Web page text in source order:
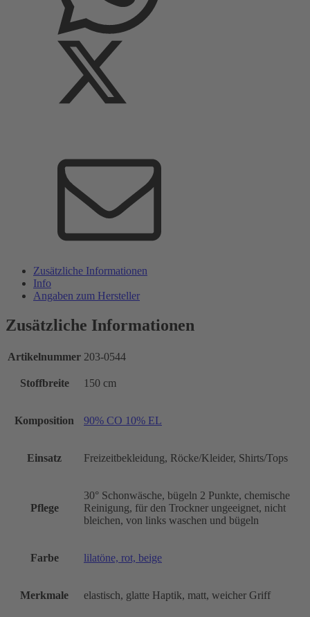
Zusätzliche Informationen
Info
Angaben zum Hersteller
Zusätzliche Informationen
Artikelnummer 203-0544
Stoffbreite 150 cm
Komposition 90% CO 10% EL
Einsatz Freizeitbekleidung, Röcke/Kleider, Shirts/Tops
Pflege
30° Schonwäsche, bügeln 2 Punkte, chemische
Reinigung, für den Trockner ungeeignet, nicht
bleichen, von links waschen und bügeln
Farbe lilatöne, rot, beige
Merkmale elastisch, glatte Haptik, matt, weicher Griff